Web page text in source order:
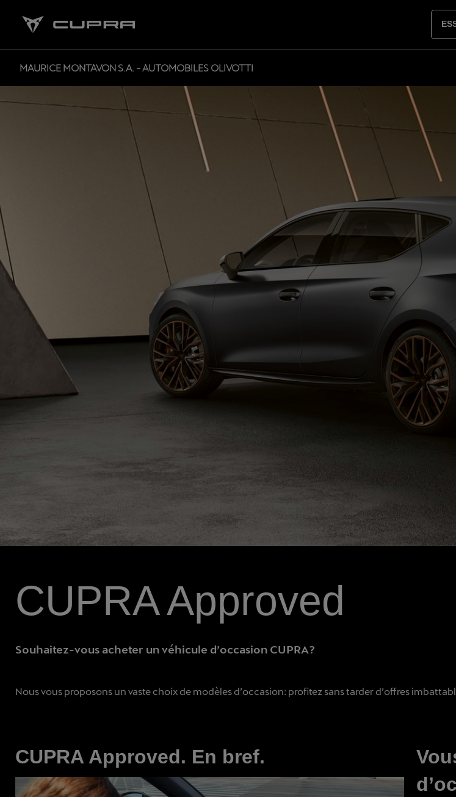
MAURICE MONTAVON S.A. - AUTOMOBILES OLIVOTTI
CUPRA Approved
Souhaitez-vous acheter un véhicule d’occasion CUPRA?
Nous vous proposons un vaste choix de modèles d’occasion: profitez sans tarder d’offres
CUPRA Approved. En bref.